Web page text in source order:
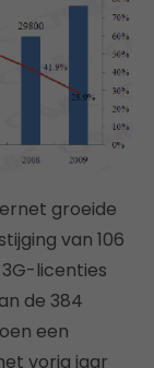
groeide
van 106
licenties
de 384
een
vorig jaar